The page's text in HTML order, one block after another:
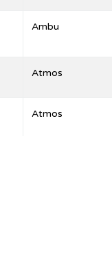
Ambu
Atmos
Atmos